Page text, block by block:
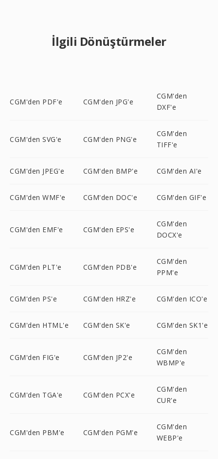
İlgili Dönüştürmeler
CGM'den PDF'e CGM'den JPG'e
CGM'den
DXF'e
CGM'den SVG'e CGM'den PNG'e
CGM'den
TIFF'e
CGM'den JPEG'e CGM'den BMP'e CGM'den AI'e
CGM'den WMF'e CGM'den DOC'e CGM'den GIF'e
CGM'den EMF'e CGM'den EPS'e
CGM'den
DOCX'e
CGM'den PLT'e CGM'den PDB'e
CGM'den
PPM'e
CGM'den PS'e CGM'den HRZ'e CGM'den ICO'e
CGM'den HTML'e CGM'den SK'e CGM'den SK1'e
CGM'den FIG'e CGM'den JP2'e
CGM'den
WBMP'e
CGM'den TGA'e CGM'den PCX'e
CGM'den
CUR'e
CGM'den PBM'e CGM'den PGM'e
CGM'den
WEBP'e